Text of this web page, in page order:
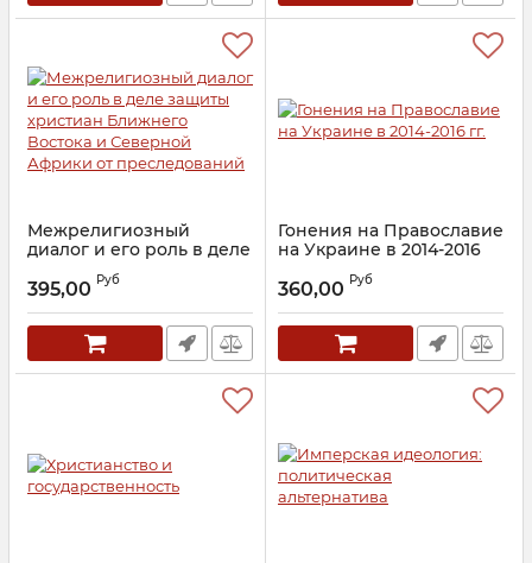
Межрелигиозный
диалог и его роль в деле
защиты христиан
Ближнего Востока и
преследований
21640
395,00 Руб
Гонения на Православие
на Украине в 2014-2016
Артикул: 21440
360,00 Руб